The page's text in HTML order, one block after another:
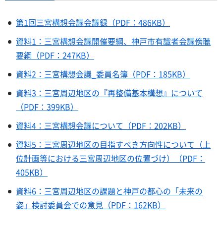
第1回三宮構想会議会議録（PDF：486KB）
資料1：三宮構想会議開催要綱、神戸市有識者会議傍聴
要綱（PDF：247KB）
資料2：三宮構想会議_委員名簿（PDF：185KB）
資料3：三宮周辺地区の『再整備基本構想』について
（PDF：399KB）
資料4：三宮構想会議について（PDF：202KB）
資料5：三宮周辺地区の目指すべき方向性について（上
位計画等における三宮周辺地区の位置づけ）（PDF：
405KB）
資料6：三宮周辺地区の課題と神戸の都心の「未来の
姿」検討委員会での意見（PDF：162KB）